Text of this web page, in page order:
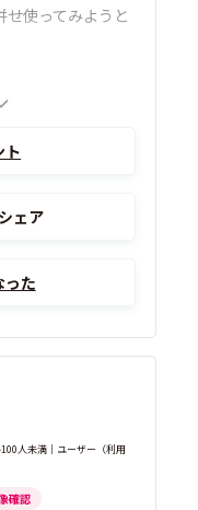
使ってみようと
ト
ェア
った
人未満｜ユーザー（利用
確認